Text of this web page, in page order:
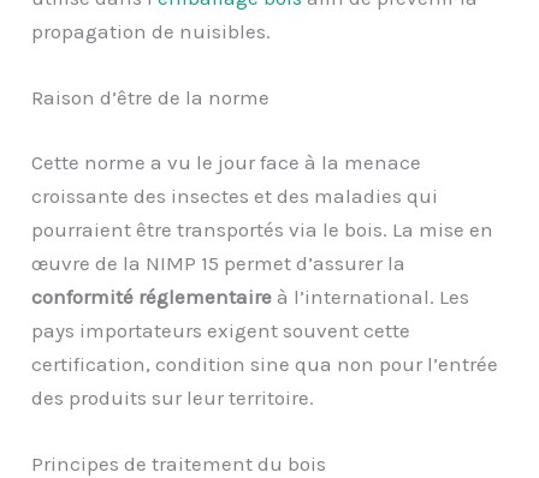
propagation de nuisibles.
Raison d’être de la norme
Cette norme a vu le jour face à la menace
croissante des insectes et des maladies qui
pourraient être transportés via le bois. La mise en
œuvre de la NIMP 15 permet d’assurer la
conformité réglementaire à l’international. Les
pays importateurs exigent souvent cette
certification, condition sine qua non pour l’entrée
des produits sur leur territoire.
Principes de traitement du bois